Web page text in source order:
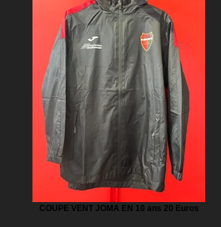
COUPE VENT JOMA EN 10 ans 20 Euros